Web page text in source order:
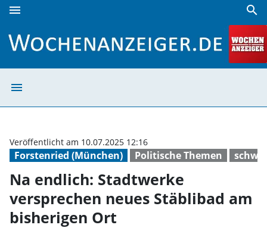
menu search
menu
Forstenried (München) Politische Themen
Veröffentlicht am 10.07.2025 12:16
Na endlich: Stadtwerke
versprechen neues Stäblibad am
bisherigen Ort